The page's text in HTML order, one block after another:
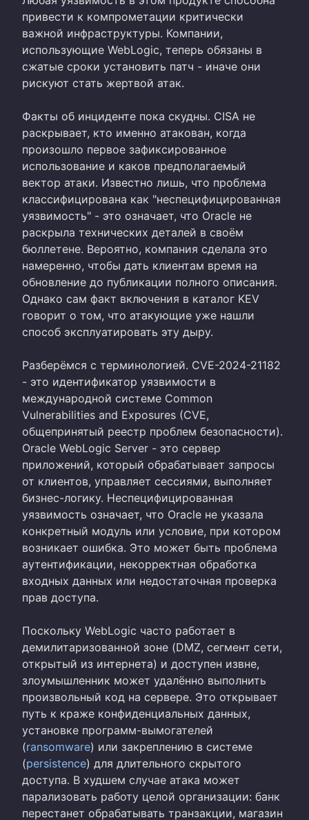
привести к компрометации критически
важной инфраструктуры. Компании,
использующие WebLogic, теперь обязаны в
сжатые сроки установить патч - иначе они
рискуют стать жертвой атак.
Факты об инциденте пока скудны. CISA не
раскрывает, кто именно атакован, когда
произошло первое зафиксированное
использование и каков предполагаемый
вектор атаки. Известно лишь, что проблема
классифицирована как "неспецифицированная
уязвимость" - это означает, что Oracle не
раскрыла технических деталей в своём
бюллетене. Вероятно, компания сделала это
намеренно, чтобы дать клиентам время на
обновление до публикации полного описания.
Однако сам факт включения в каталог KEV
говорит о том, что атакующие уже нашли
способ эксплуатировать эту дыру.
Разберёмся с терминологией. CVE-2024-21182
- это идентификатор уязвимости в
международной системе Common
Vulnerabilities and Exposures (CVE,
общепринятый реестр проблем безопасности).
Oracle WebLogic Server - это сервер
приложений, который обрабатывает запросы
от клиентов, управляет сессиями, выполняет
бизнес-логику. Неспецифицированная
уязвимость означает, что Oracle не указала
конкретный модуль или условие, при котором
возникает ошибка. Это может быть проблема
аутентификации, некорректная обработка
входных данных или недостаточная проверка
прав доступа.
Поскольку WebLogic часто работает в
демилитаризованной зоне (DMZ, сегмент сети,
открытый из интернета) и доступен извне,
злоумышленник может удалённо выполнить
произвольный код на сервере. Это открывает
путь к краже конфиденциальных данных,
установке программ-вымогателей
(ransomware) или закреплению в системе
(persistence) для длительного скрытого
доступа. В худшем случае атака может
парализовать работу целой организации: банк
перестанет обрабатывать транзакции, магазин